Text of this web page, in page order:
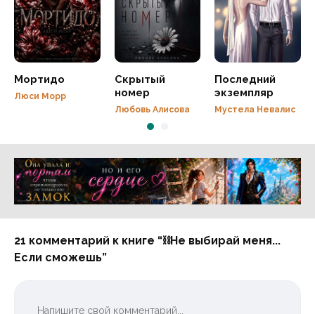
Мортидо
Люси Морр
Скрытый
номер
Любовь Алисова
Последний
экземпляр
Мустела Невалис
Реклама 16+ АО «ЛитГород»
21 комментарий к книге “⛓Не выбирай меня...
Если сможешь”